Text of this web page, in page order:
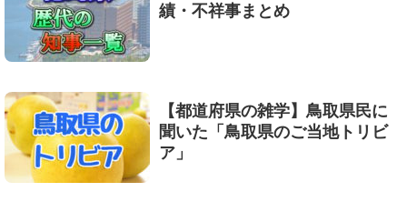
績・不祥事まとめ
【都道府県の雑学】鳥取県民に
聞いた「鳥取県のご当地トリビ
ア」